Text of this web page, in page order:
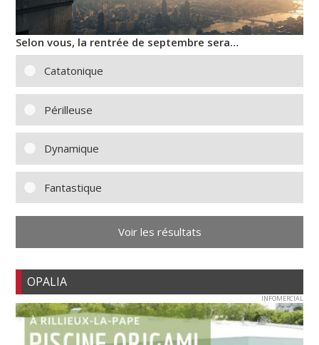
Selon vous, la rentrée de septembre sera…
Catatonique
Périlleuse
Dynamique
Fantastique
Voir les résultats
OPALIA
INFOMERCIAL